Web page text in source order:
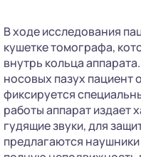
В ходе исследования
кушетке томографа,
внутрь кольца
носовых пазух пациент
фиксируется
работы аппарат издает
гудящие звуки, для
предлагаются